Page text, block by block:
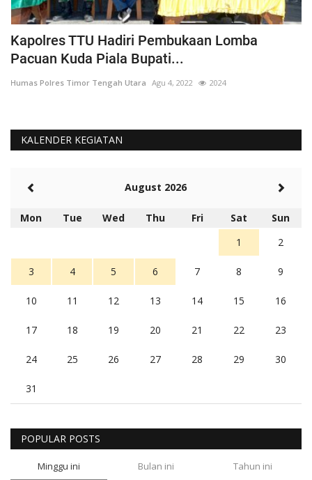
Kapolres TTU Hadiri Pembukaan Lomba
Pacuan Kuda Piala Bupati...
Humas Polres Timor Tengah Utara Agu 4, 2022 2024
KALENDER KEGIATAN
August 2026
Mon Tue Wed Thu Fri Sat
Sun
1
2
3 4 5 6 7 8 9
10 11 12 13 14 15 16
17 18 19 20 21 22 23
24 25 26 27 28 29 30
31
POPULAR POSTS
Minggu ini Bulan ini Tahun ini